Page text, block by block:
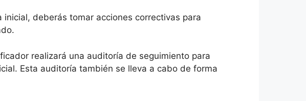
deberás tomar acciones correctivas para
realizará una auditoría de seguimiento para
Esta auditoría también se lleva a cabo de forma